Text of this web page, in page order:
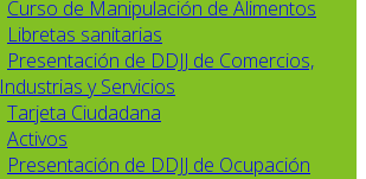
Curso de Manipulación de Alimentos
Libretas sanitarias
Presentación de DDJJ de Comercios,
Industrias y Servicios
Tarjeta Ciudadana
Activos
Presentación de DDJJ de Ocupación